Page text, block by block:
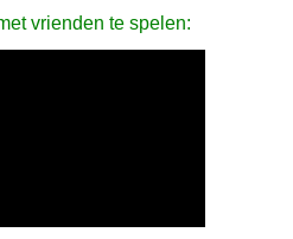
vrienden te spelen: